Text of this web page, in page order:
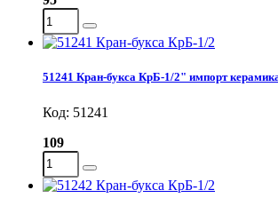
51241 Кран-букса КрБ-1/2" импорт
Код: 51241
109